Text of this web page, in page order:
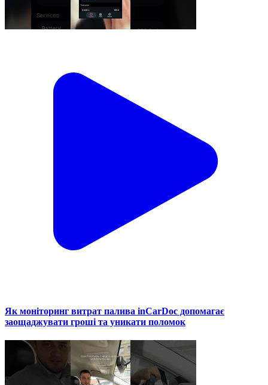
Як моніторинг витрат палива inCarDoc допомагає
заощаджувати гроші та уникати поломок